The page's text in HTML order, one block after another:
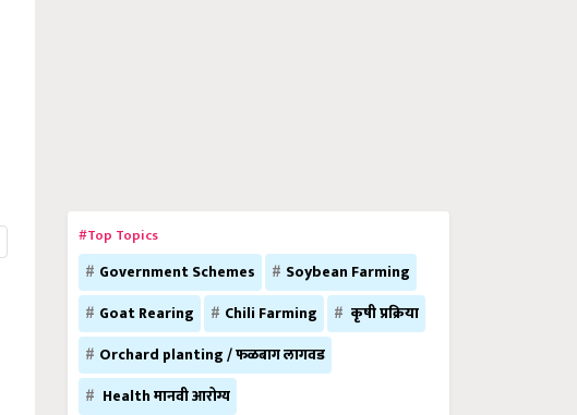
#Top Topics
Government Schemes
Soybean Farming
Goat Rearing
Chili Farming
कृषी प्रक्रिया
Orchard planting / फळबाग लागवड
Health मानवी आरोग्य